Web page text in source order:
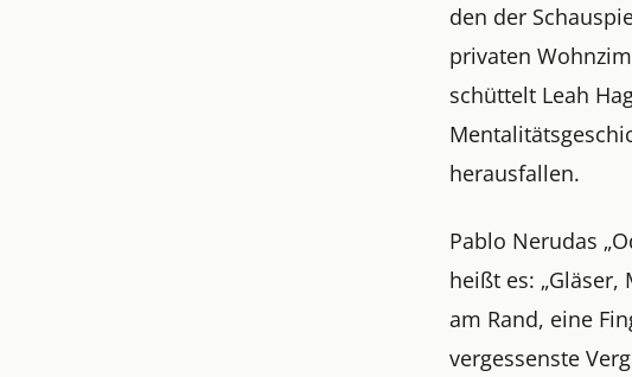
den der
privaten
schüttelt Leah
herausfallen.
Pablo Nerudas
heißt es:
am Rand, eine
vergessenste